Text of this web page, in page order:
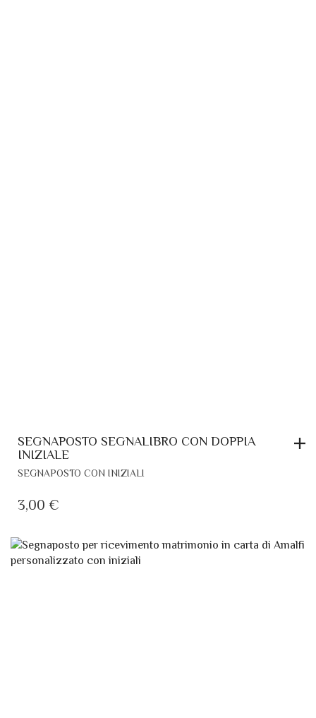
SEGNAPOSTO SEGNALIBRO CON DOPPIA
INIZIALE
SEGNAPOSTO CON INIZIALI
3,00 €